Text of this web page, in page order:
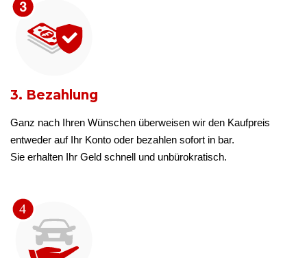
3. Bezahlung
Ganz nach Ihren Wünschen überweisen wir den Kaufpreis
entweder auf Ihr Konto oder bezahlen sofort in bar.
Sie erhalten Ihr Geld schnell und unbürokratisch.